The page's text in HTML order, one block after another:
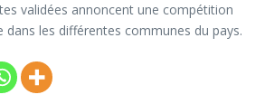
validées annoncent une compétition
dans les différentes communes du pays.